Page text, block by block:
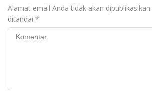
Alamat email Anda tidak akan dipublikasikan.
ditandai *